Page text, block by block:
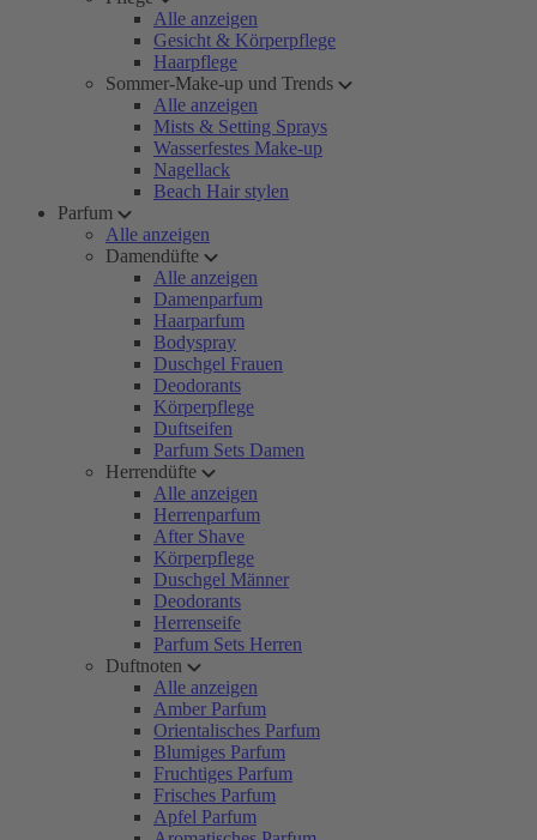
Alle anzeigen
Gesicht & Körperpflege
Haarpflege
Sommer-Make-up und Trends
Alle anzeigen
Mists & Setting Sprays
Wasserfestes Make-up
Nagellack
Beach Hair stylen
Parfum
Alle anzeigen
Damendüfte
Alle anzeigen
Damenparfum
Haarparfum
Bodyspray
Duschgel Frauen
Deodorants
Körperpflege
Duftseifen
Parfum Sets Damen
Herrendüfte
Alle anzeigen
Herrenparfum
After Shave
Körperpflege
Duschgel Männer
Deodorants
Herrenseife
Parfum Sets Herren
Duftnoten
Alle anzeigen
Amber Parfum
Orientalisches Parfum
Blumiges Parfum
Fruchtiges Parfum
Frisches Parfum
Apfel Parfum